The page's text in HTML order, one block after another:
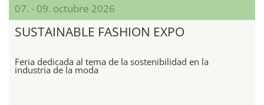
07. - 09. octubre 2026
SUSTAINABLE FASHION EXPO
Feria dedicada al tema de la sostenibilidad en la
industria de la moda